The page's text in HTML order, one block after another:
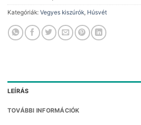
Kategóriák: Vegyes kiszúrók Húsvét
LEÍRÁS
TOVÁBBI INFORMÁCIÓK